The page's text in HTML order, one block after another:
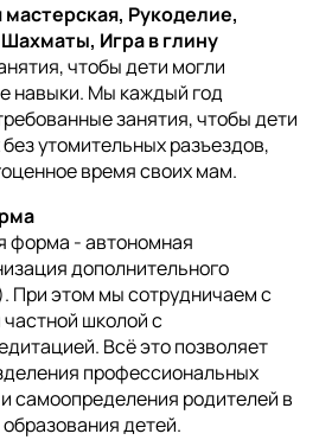
Рукоделие,
Игра в глину
чтобы дети могли
навыки. Мы каждый год
занятия, чтобы дети
утомительных разъездов,
время своих мам.
форма - автономная
дополнительного
этом мы сотрудничаем с
школой с
Всё это позволяет
профессиональных
самоопределения родителей в
детей.